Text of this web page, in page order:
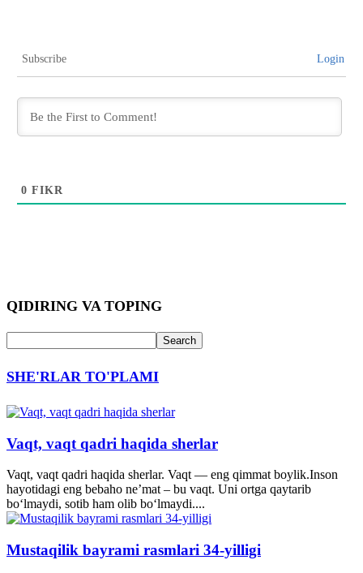
Subscribe Login
0 FIKR
QIDIRING VA TOPING
SHE'RLAR TO'PLAMI
Vaqt, vaqt qadri haqida sherlar
Vaqt, vaqt qadri haqida sherlar. Vaqt — eng qimmat boylik.Inson
hayotidagi eng bebaho ne’mat – bu vaqt. Uni ortga qaytarib
bo‘lmaydi, sotib ham olib bo‘lmaydi....
Mustaqilik bayrami rasmlari 34-yilligi